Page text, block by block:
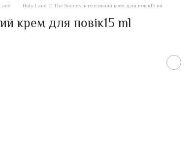
Holy Land C The Succes Інтенсивний крем для повік15 ml
крем для повік15 ml